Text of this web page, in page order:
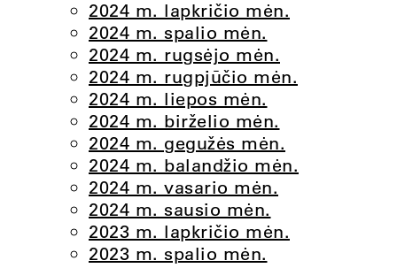
2024 m. lapkričio mėn.
2024 m. spalio mėn.
2024 m. rugsėjo mėn.
2024 m. rugpjūčio mėn.
2024 m. liepos mėn.
2024 m. birželio mėn.
2024 m. gegužės mėn.
2024 m. balandžio mėn.
2024 m. vasario mėn.
2024 m. sausio mėn.
2023 m. lapkričio mėn.
2023 m. spalio mėn.